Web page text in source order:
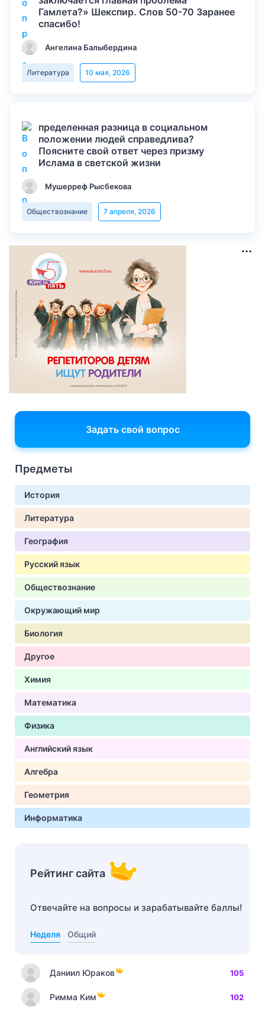
Гамлета?» Шекспир. Слов 50-70 Заранее
спасибо!
Ангелина Балыбердина
Литература 10 мая, 2026
пределенная разница в социальном
положении людей справедлива?
Поясните свой ответ через призму
Ислама в светской жизни
Мушерреф Рысбекова
Обществознание 7 апреля, 2026
Задать свой вопрос
Предметы
История
Литература
География
Русский язык
Обществознание
Окружающий мир
Биология
Другое
Химия
Математика
Физика
Английский язык
Алгебра
Геометрия
Информатика
Рейтинг сайта
Отвечайте на вопросы и зарабатывайте баллы!
Неделя Общий
Даниил Юраков 105
Римма Ким 102